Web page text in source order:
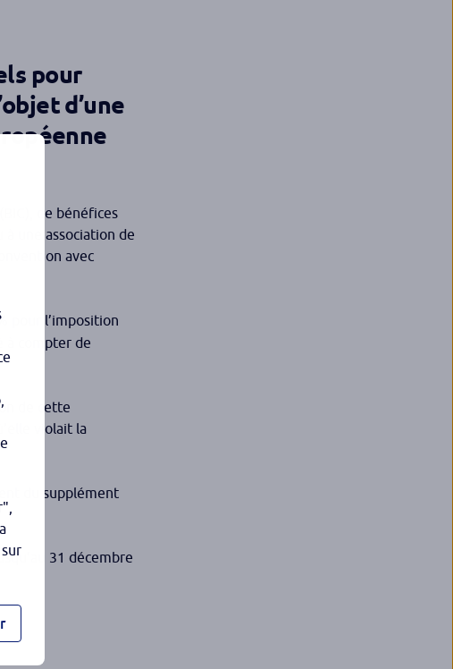
pour
d’une
de bénéfices
à une association de
avec
pour l’imposition
à compter de
de cette
violait la
du supplément
31 décembre